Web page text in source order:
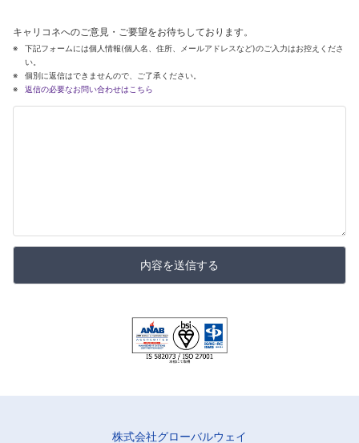
キャリコネへのご意見・ご要望をお待ちしております。
下記フォームには個人情報(個人名、住所、メールアドレスなど)のご入力はお控えくださ
い。
個別に返信はできませんので、ご了承ください。
返信の必要なお問い合わせはこちら
内容を送信する
株式会社グローバルウェイ